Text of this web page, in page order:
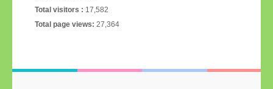
Total visitors : 17,582
Total page views: 27,364